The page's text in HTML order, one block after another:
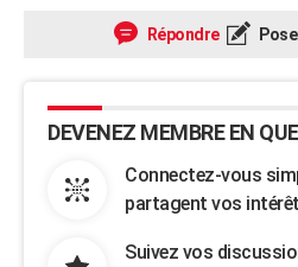
Répondre
DEVENEZ MEMBRE EN
Connectez-vous
partagent vos
Suivez vos